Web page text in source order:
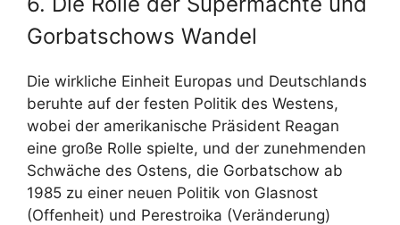
Gorbatschows Wandel
Die wirkliche Einheit Europas und Deutschlands
beruhte auf der festen Politik des Westens,
wobei der amerikanische Präsident Reagan
eine große Rolle spielte, und der zunehmenden
Schwäche des Ostens, die Gorbatschow ab
1985 zu einer neuen Politik von Glasnost
(Offenheit) und Perestroika (Veränderung)